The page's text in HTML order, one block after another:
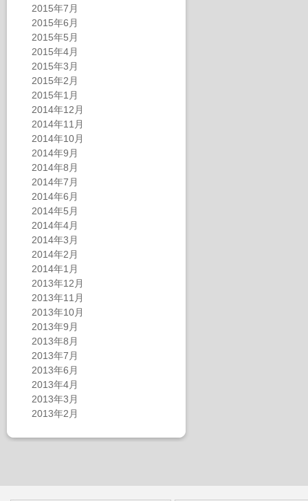
2015年7月
2015年6月
2015年5月
2015年4月
2015年3月
2015年2月
2015年1月
2014年12月
2014年11月
2014年10月
2014年9月
2014年8月
2014年7月
2014年6月
2014年5月
2014年4月
2014年3月
2014年2月
2014年1月
2013年12月
2013年11月
2013年10月
2013年9月
2013年8月
2013年7月
2013年6月
2013年4月
2013年3月
2013年2月